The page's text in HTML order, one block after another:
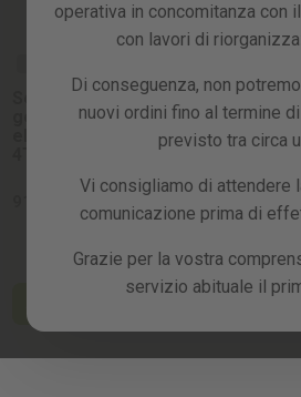
operativa in concomitanza con
con lavori di
Di conseguenza, non
nuovi ordini fino al termine
previsto tra circa
Vi consigliamo di attendere
comunicazione prima di
Grazie per la vostra
servizio abituale il
Ricambi
Serbatoio benzina
generatore
elettrico a benzina
Tappo
20,99 €